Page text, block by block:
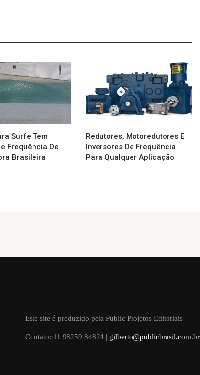
Surfe Tem
Frequência De
Brasileira
Redutores, Motoredutores E
Inversores De Frequência
Para Qualquer Aplicação
Este site é produzido pela Public Projetos Editoriais
Contato: 11 98259 84824 | gilberto@publicbrasil.com.br